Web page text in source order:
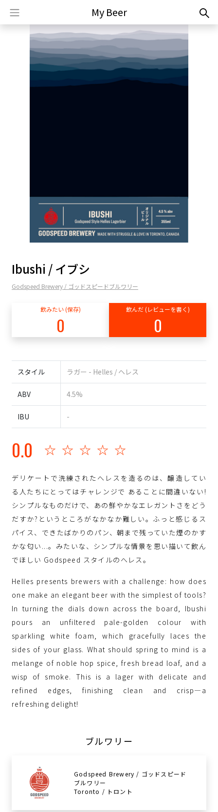
My Beer
Ibushi / イブシ
Godspeed Brewery / ゴッドスピードブルワリー
飲みたい (保存)
0
飲んだ (レビューを書く)
0
スタイル ラガー - Helles / ヘレス
ABV 4.5%
IBU -
0.0 ☆☆☆☆☆
デリケートで洗練されたへレスを造るのは、醸造してい
る人たちにとってはチャレンジで あることに間違いない!
シンプルなものだけで、あの鮮やかなエレガントさをどう
だすか?というところがなかなか難しい。ふっと感じるス
パイス、できたばかりのパン、朝まで残っていた煙のかす
かな匂い...。みたいな、シンプルな情景を思い描いて飲ん
でほしい Godspeed スタイルのへレス。
Helles presents brewers with a challenge: how does
one make an elegant beer with the simplest of tools?
In turning the dials down across the board, Ibushi
pours an unfiltered pale-golden colour with
sparkling white foam, which gracefully laces the
sides of your glass. What should spring to mind is a
melange of noble hop spice, fresh bread loaf, and a
wisp of smoke. This is a lager with delicate and
refined edges, finishing clean and crisp—a
refreshing delight!
ブルワリー
Godspeed Brewery / ゴッドスピード
ブルワリー
Toronto / トロント